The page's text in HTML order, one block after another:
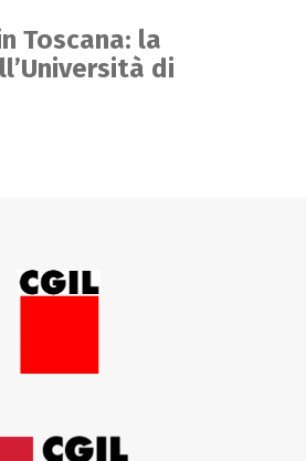
Toscana: la
di